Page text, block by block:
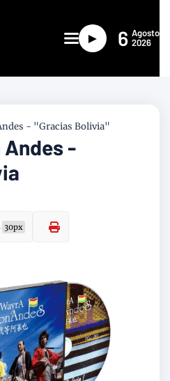
► 6 Agosto
2026
- "Gracias Bolivia"
Andes -
30px